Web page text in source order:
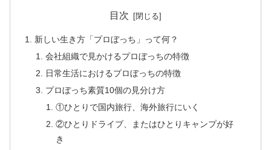
目次
新しい生き方「プロぼっち」って何？
会社組織で見かけるプロぼっちの特徴
日常生活におけるプロぼっちの特徴
プロぼっち素質10個の見分け方
①ひとりで国内旅行、海外旅行にいく
②ひとりドライブ、またはひとりキャンプが好
き